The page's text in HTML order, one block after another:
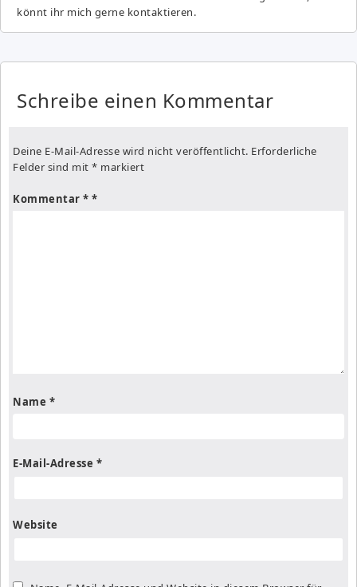
könnt ihr mich gerne kontaktieren.
Schreibe einen Kommentar
Deine E-Mail-Adresse wird nicht veröffentlicht. Erforderliche
Felder sind mit * markiert
Kommentar *
Name *
E-Mail-Adresse *
Website